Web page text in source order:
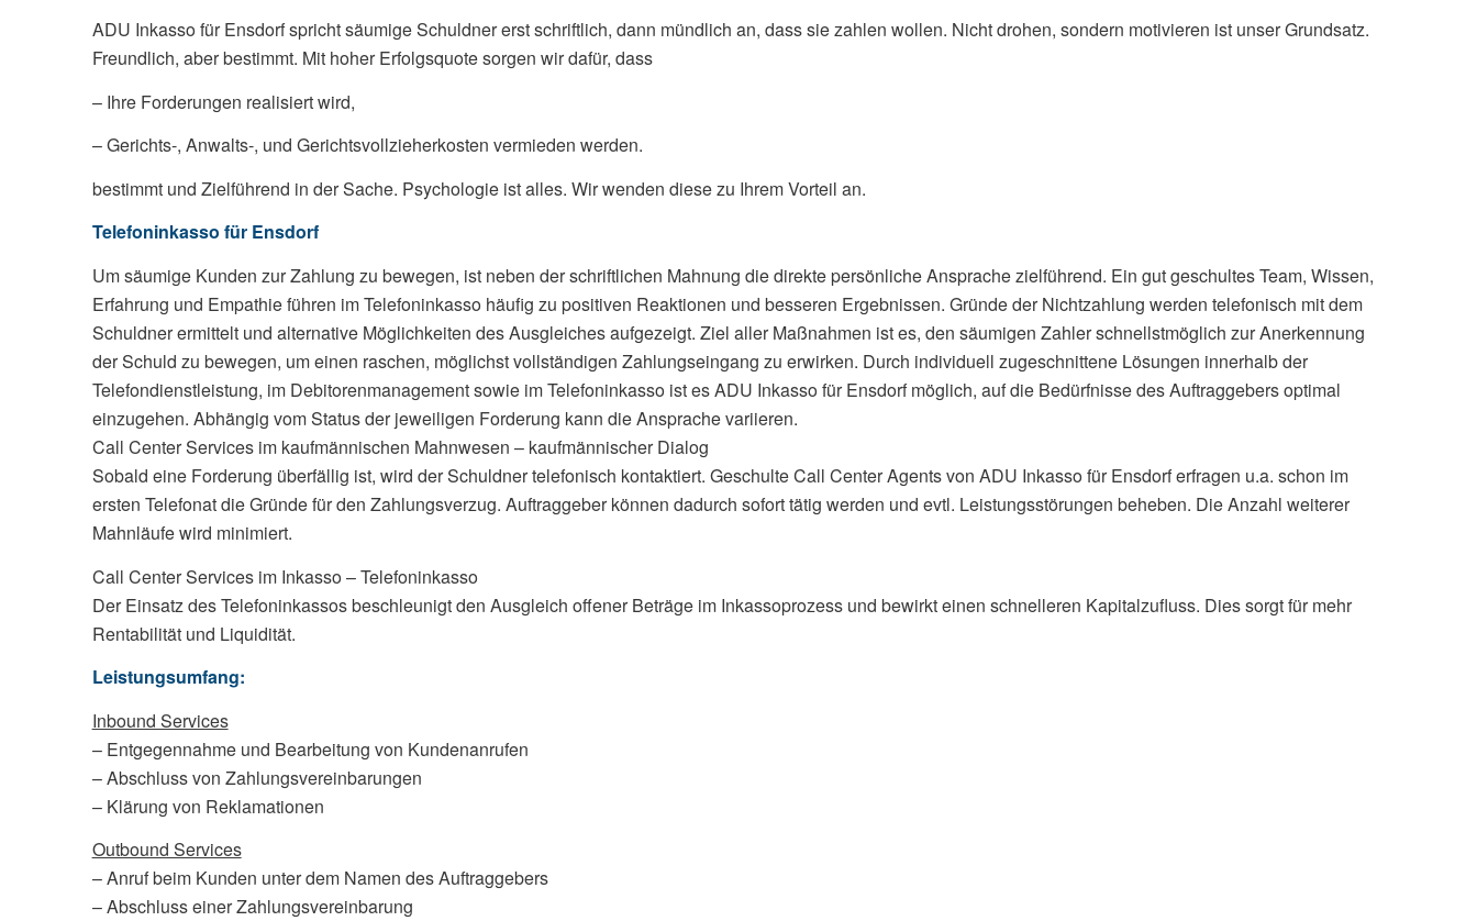
ADU Inkasso für Ensdorf spricht säumige Schuldner erst schriftlich, dann mündlich an, dass sie zahlen wollen. Nicht drohen, sondern motivieren ist unser Grundsatz.
Freundlich, aber bestimmt. Mit hoher Erfolgsquote sorgen wir dafür, dass
– Ihre Forderungen realisiert wird,
– Gerichts-, Anwalts-, und Gerichtsvollzieherkosten vermieden werden.
bestimmt und Zielführend in der Sache. Psychologie ist alles. Wir wenden diese zu Ihrem Vorteil an.
Telefoninkasso für Ensdorf
Um säumige Kunden zur Zahlung zu bewegen, ist neben der schriftlichen Mahnung die direkte persönliche Ansprache zielführend. Ein gut geschultes Team, Wissen,
Erfahrung und Empathie führen im Telefoninkasso häufig zu positiven Reaktionen und besseren Ergebnissen. Gründe der Nichtzahlung werden telefonisch mit dem
Schuldner ermittelt und alternative Möglichkeiten des Ausgleiches aufgezeigt. Ziel aller Maßnahmen ist es, den säumigen Zahler schnellstmöglich zur Anerkennung
der Schuld zu bewegen, um einen raschen, möglichst vollständigen Zahlungseingang zu erwirken. Durch individuell zugeschnittene Lösungen innerhalb der
Telefondienstleistung, im Debitorenmanagement sowie im Telefoninkasso ist es ADU Inkasso für Ensdorf möglich, auf die Bedürfnisse des Auftraggebers optimal
einzugehen. Abhängig vom Status der jeweiligen Forderung kann die Ansprache variieren.
Call Center Services im kaufmännischen Mahnwesen – kaufmännischer Dialog
Sobald eine Forderung überfällig ist, wird der Schuldner telefonisch kontaktiert. Geschulte Call Center Agents von ADU Inkasso für Ensdorf erfragen u.a. schon im
ersten Telefonat die Gründe für den Zahlungsverzug. Auftraggeber können dadurch sofort tätig werden und evtl. Leistungsstörungen beheben. Die Anzahl weiterer
Mahnläufe wird minimiert.
Call Center Services im Inkasso – Telefoninkasso
Der Einsatz des Telefoninkassos beschleunigt den Ausgleich offener Beträge im Inkassoprozess und bewirkt einen schnelleren Kapitalzufluss. Dies sorgt für mehr
Rentabilität und Liquidität.
Leistungsumfang:
Inbound Services
– Entgegennahme und Bearbeitung von Kundenanrufen
– Abschluss von Zahlungsvereinbarungen
– Klärung von Reklamationen
Outbound Services
– Anruf beim Kunden unter dem Namen des Auftraggebers
– Abschluss einer Zahlungsvereinbarung